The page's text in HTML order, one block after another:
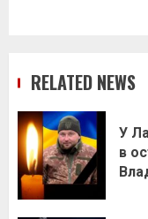
RELATED NEWS
У
в